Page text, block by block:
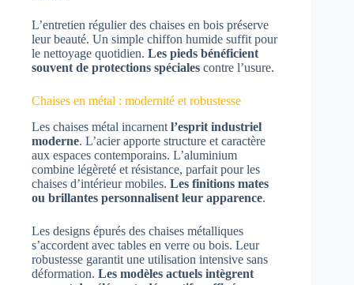
L’entretien régulier des chaises en bois préserve
leur beauté. Un simple chiffon humide suffit pour
le nettoyage quotidien. Les pieds bénéficient
souvent de protections spéciales contre l’usure.
Chaises en métal : modernité et robustesse
Les chaises métal incarnent l’esprit industriel
moderne. L’acier apporte structure et caractère
aux espaces contemporains. L’aluminium
combine légèreté et résistance, parfait pour les
chaises d’intérieur mobiles. Les finitions mates
ou brillantes personnalisent leur apparence.
Les designs épurés des chaises métalliques
s’accordent avec tables en verre ou bois. Leur
robustesse garantit une utilisation intensive sans
déformation. Les modèles actuels intègrent